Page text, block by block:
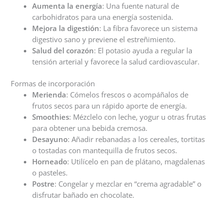
Aumenta la energía: Una fuente natural de
carbohidratos para una energía sostenida.
Mejora la digestión: La fibra favorece un sistema
digestivo sano y previene el estreñimiento.
Salud del corazón: El potasio ayuda a regular la
tensión arterial y favorece la salud cardiovascular.
Formas de incorporación
Merienda: Cómelos frescos o acompáñalos de
frutos secos para un rápido aporte de energía.
Smoothies: Mézclelo con leche, yogur u otras frutas
para obtener una bebida cremosa.
Desayuno: Añadir rebanadas a los cereales, tortitas
o tostadas con mantequilla de frutos secos.
Horneado: Utilícelo en pan de plátano, magdalenas
o pasteles.
Postre: Congelar y mezclar en “crema agradable” o
disfrutar bañado en chocolate.